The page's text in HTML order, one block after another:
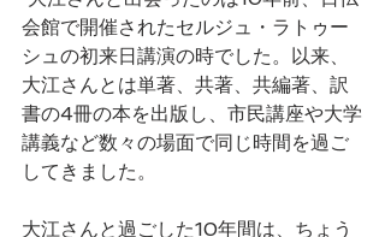
会館で開催されたセルジュ・ラトゥー
シュの初来日講演の時でした。以来、
大江さんとは単著、共著、共編著、訳
書の4冊の本を出版し、市民講座や大学
講義など数々の場面で同じ時間を過ご
してきました。
大江さんと過ごした10年間は、ちょう